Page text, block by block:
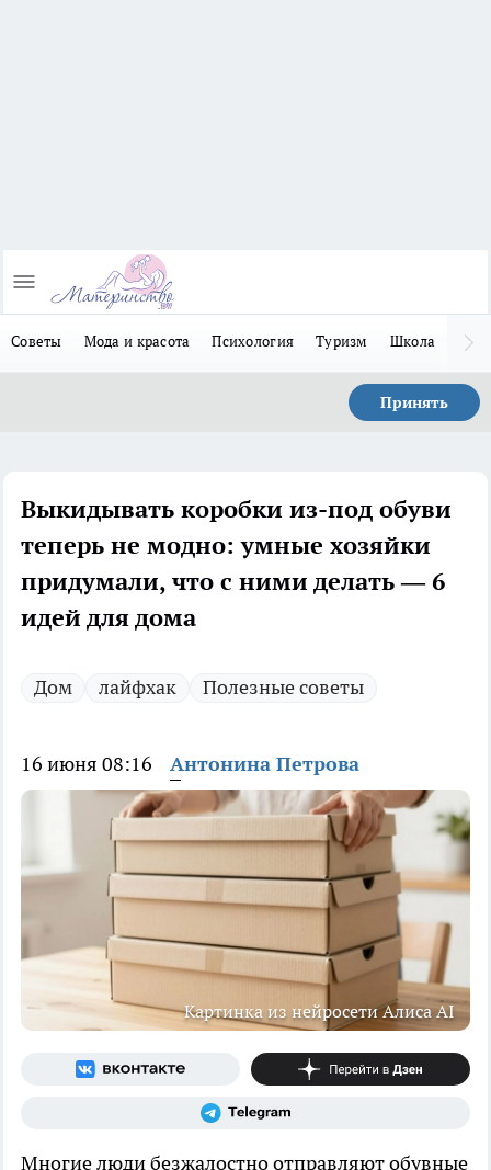
Советы Мода и красота Психология Туризм Школа
Принять
Выкидывать коробки из-под обуви
теперь не модно: умные хозяйки
придумали, что с ними делать — 6
идей для дома
Дом лайфхак Полезные советы
16 июня 08:16 Антонина Петрова
Картинка из нейросети Алиса AI
Многие люди безжалостно отправляют обувные